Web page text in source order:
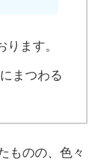
ます。
まつわる
ものの、色々